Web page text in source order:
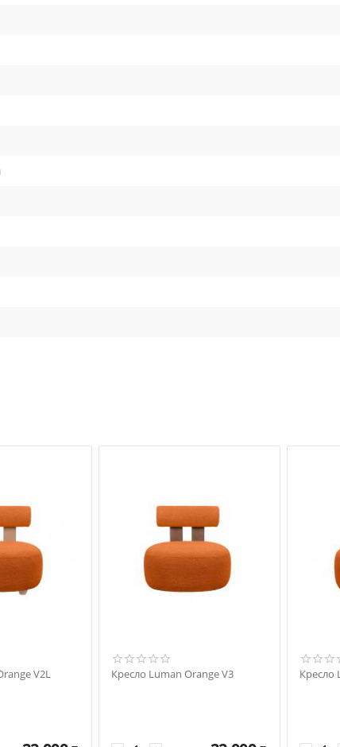
V2L Кресло Luman Orange V3 Кресло